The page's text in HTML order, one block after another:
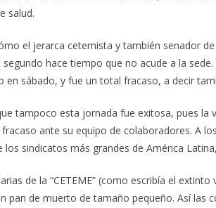
salud.
el jerarca cetemista y también senador
hace tiempo que no acude a la
en sábado, y fue un total fracaso, a decir
tampoco esta jornada fue exitosa, pues la
ante su equipo de colaboradores. A
sindicatos más grandes de América
de la “CETEME” (como escribía el
pan de muerto de tamaño pequeño. Así las